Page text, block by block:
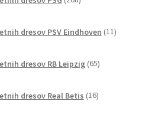
izdelkov
dresov PSV Eindhoven 11izdelkov
dresov RB Leipzig 65izdelkov
dresov Real Betis 16izdelkov